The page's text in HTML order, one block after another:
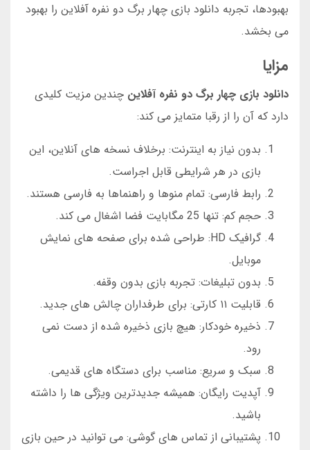
بهبودها، تجربه دانلود بازی چهار برگ دو نفره آفلاین را بهبود
می بخشد.
مزایا
دانلود بازی چهار برگ دو نفره آفلاین چندین مزیت کلیدی
دارد که آن را از رقبا متمایز می کند:
بدون نیاز به اینترنت: برخلاف نسخه های آنلاین، این
بازی در هر شرایطی قابل اجراست.
رابط فارسی: تمام منوها و راهنماها به فارسی هستند.
حجم کم: تنها 25 مگابایت فضا اشغال می کند.
گرافیک HD: طراحی شده برای صفحه های نمایش
موبایل.
بدون تبلیغات: تجربه بازی بدون وقفه.
قابلیت ۱۱ کارتی: برای طرفداران چالش های جدید.
ذخیره خودکار: هیچ بازی ذخیره شده از دست نمی
رود.
سبک و سریع: مناسب برای دستگاه های قدیمی.
آپدیت رایگان: همیشه جدیدترین ویژگی ها را داشته
باشید.
پشتیبانی از تماس های گوشی: می توانید در حین بازی